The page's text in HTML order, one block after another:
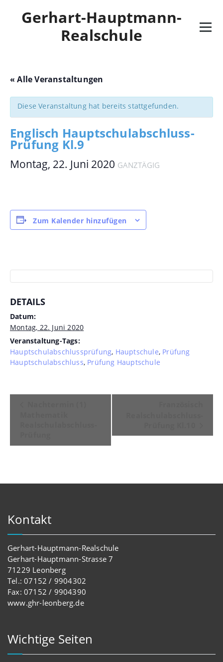
contentGerhart-Hauptmann-
Realschule
« Alle Veranstaltungen
Diese Veranstaltung hat bereits stattgefunden.
Englisch Hauptschulabschluss-
Prüfung Kl.9
Montag, 22. Juni 2020 GANZTÄGIG
Zum Kalender hinzufügen
DETAILS
Datum:
Montag, 22. Juni 2020
Veranstaltung-Tags:
Hauptschulabschlussprüfung, Hauptschule, Prüfung
Hauptschulabschluss, Prüfung Hauptschule
Kontakt
Gerhart-Hauptmann-Realschule
Gerhart-Hauptmann-Strasse 7
71229 Leonberg
Tel.: 07152 / 9904302
Fax: 07152 / 9904390
www.ghr-leonberg.de
Wichtige Seiten